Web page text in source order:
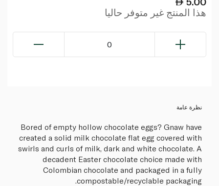
هذا المنتج غير متوفر حاليا
0
نظرة عامة
Bored of empty hollow chocolate eggs? Gnaw have
created a solid milk chocolate flat egg covered with
swirls and curls of milk, dark and white chocolate. A
decadent Easter chocolate choice made with
Colombian chocolate and packaged in a fully
compostable/recyclable packaging.